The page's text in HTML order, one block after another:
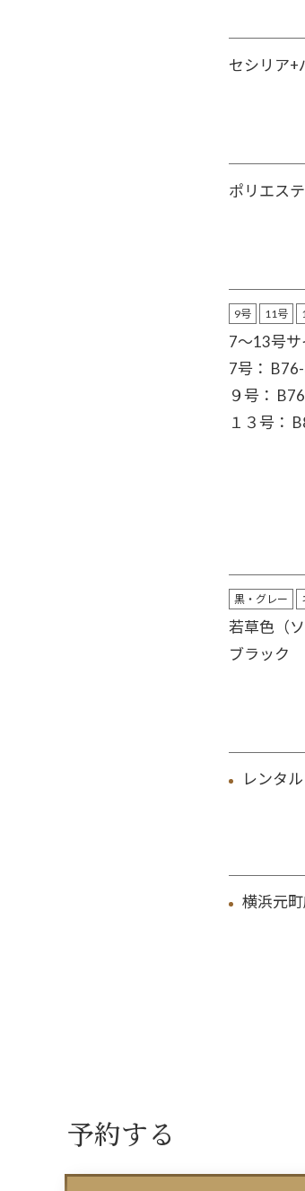
セシリア+
ポリエス
9号 11号
7～13号サ
7号：
９号：
１３号：
黒・グレー
若草色（
ブラック
レンタル
横浜元
予約する